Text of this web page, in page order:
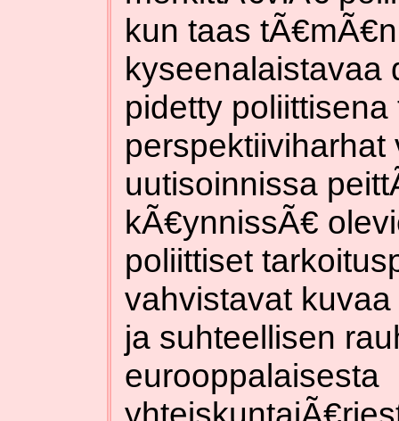
kun taas
kyseenalaistavaa
pidetty
perspektiiviharhat
uutisoinnissa
kÃ€ynnissÃ€
poliittiset
vahvistavat
ja suhteellisen
eurooppalaisesta